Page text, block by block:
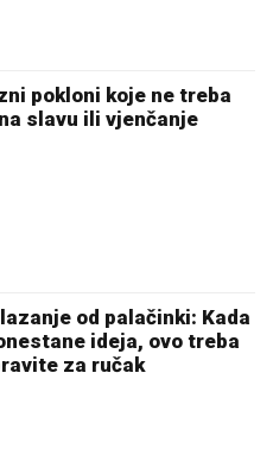
pokloni koje ne treba
slavu ili vjenčanje
od palačinki: Kada
ideja, ovo treba
za ručak